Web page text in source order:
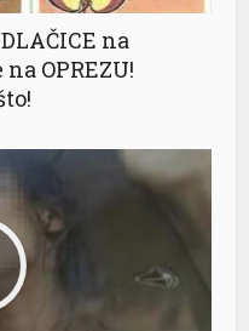
na
OPREZU!